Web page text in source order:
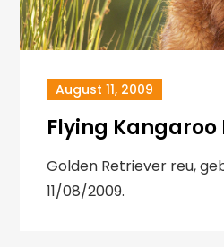
August 11, 2009
Flying Kangaroo
Golden Retriever reu,
11/08/2009.